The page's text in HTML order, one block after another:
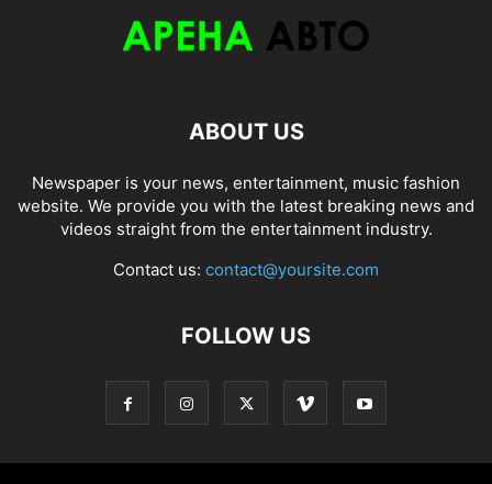
ABOUT US
Newspaper is your news, entertainment, music fashion
website. We provide you with the latest breaking news and
videos straight from the entertainment industry.
Contact us: contact@yoursite.com
FOLLOW US